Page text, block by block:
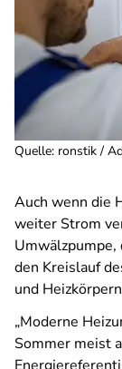
Quelle: ronstik /
Auch wenn die
weiter Strom
den Kreislauf
und
„Moderne
Sommer meist